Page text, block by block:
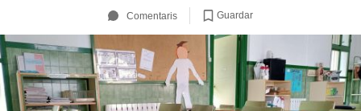
Comentaris Guardar